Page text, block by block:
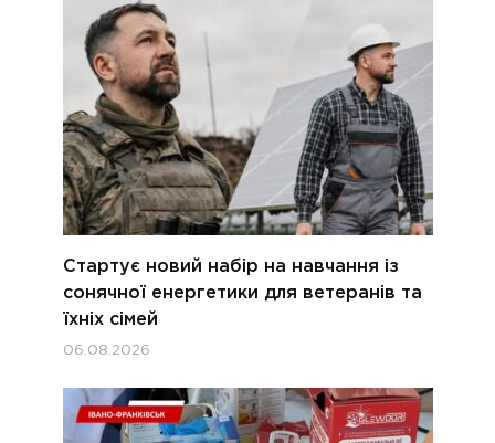
Стартує новий набір на навчання із
сонячної енергетики для ветеранів та
їхніх сімей
06.08.2026